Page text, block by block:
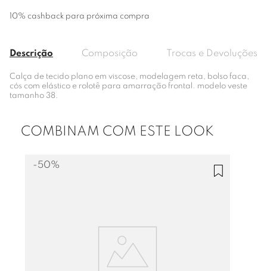
10% cashback para próxima compra
Descrição Composição Trocas e Devoluções
Calça de tecido plano em viscose, modelagem reta, bolso faca,
cós com elástico e rolotê para amarração frontal. modelo veste
tamanho 38.
COMBINAM COM ESTE LOOK
-50%